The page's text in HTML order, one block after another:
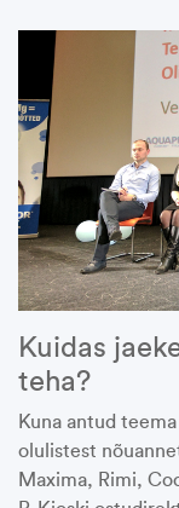
Kuidas
teha?
Kuna antud
olulistest
Maxima, Rimi,